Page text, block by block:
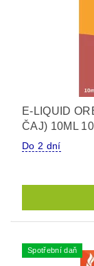
E-LIQUID
ČAJ) 10ML
Do 2 dní
Spotřební daň